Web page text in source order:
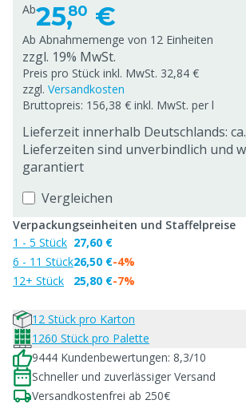
Ab25,80 €
Ab Abnahmemenge von 12 Einheiten
zzgl. 19% MwSt.
Preis pro Stück inkl. MwSt. 32,84 €
zzgl. Versandkosten
Bruttopreis: 156,38 € inkl. MwSt. per l
Lieferzeit innerhalb Deutschlands:
Lieferzeiten sind unverbindlich und
garantiert
Vergleichen
Verpackungseinheiten und Staffelpreise
1 - 5 Stück
6 - 11 Stück
12+ Stück
27,60 €
26,50 €
25,80 €
-4%
-7%
12 Stück pro Karton
1260 Stück pro Palette
9444 Kundenbewertungen: 8,3/10
Schneller und zuverlässiger Versand
Versandkostenfrei ab 250€